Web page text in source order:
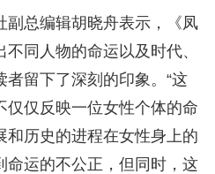
副总编辑胡晓舟表示，《凤
同人物的命运以及时代、
留下了深刻的印象。“这
仅仅反映一位女性个体的命
和历史的进程在女性身上的
命运的不公正，但同时，这